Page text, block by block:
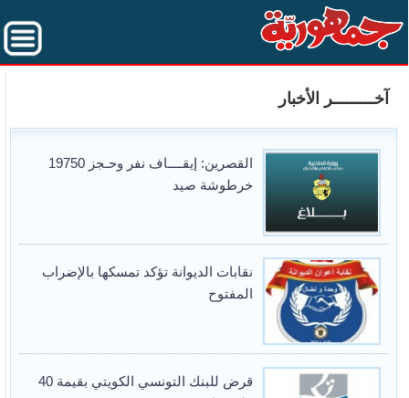
آخـــــــــر الأخبار
القصرين: إيقــــاف نفر وحـجز 19750
خرطوشة صيد
نقابات الديوانة تؤكد تمسكها بالإضراب
المفتوح
قرض للبنك التونسي الكويتي بقيمة 40